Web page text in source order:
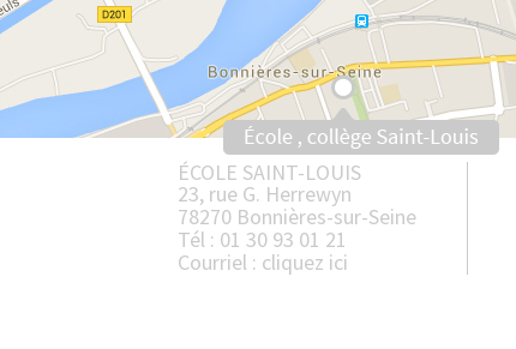
ÉCOLE SAINT-LOUIS
23, rue G. Herrewyn
78270 Bonnières-sur-Seine
Tél : 01 30 93 01 21
Courriel : cliquez ici